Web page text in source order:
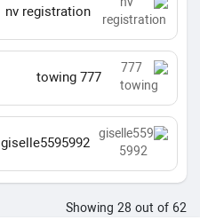
nv registration
777 towing
giselle5595992
Showing 28 out of 62